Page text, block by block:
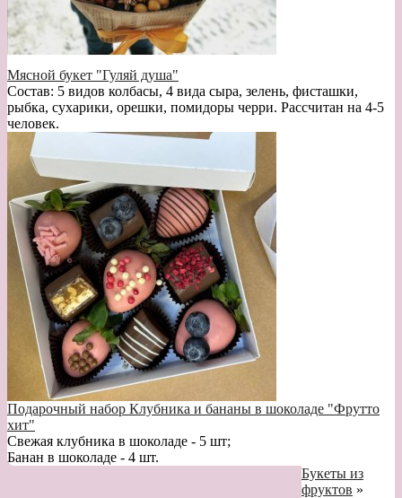
Мясной букет "Гуляй душа"
Состав: 5 видов колбасы, 4 вида сыра, зелень, фисташки,
рыбка, сухарики, орешки, помидоры черри. Рассчитан на 4-5
человек.
Подарочный набор Клубника и бананы в шоколаде "Фрутто
хит"
Свежая клубника в шоколаде - 5 шт;
Банан в шоколаде - 4 шт.
Букеты из
фруктов »